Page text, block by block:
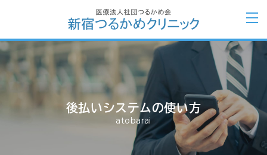
後払いシステムの使い方
atobarai